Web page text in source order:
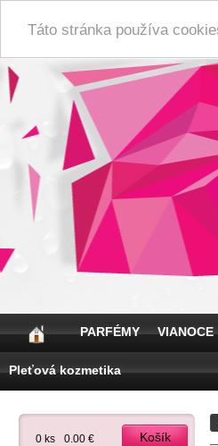
Táto stránka používa
PARFÉMY VIANOCE
Pleťová kozmetika
0 ks 0.00 € Košík